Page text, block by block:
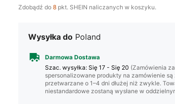
Zdobądź do 8 pkt. SHEIN naliczanych w koszyku.
Wysyłka do Poland
Darmowa Dostawa
Szac. wysyłka: Się 17 - Się 20 (Zamówienia
spersonalizowane produkty na zamówienie
przetwarzane o 1–4 dni dłużej niż zwykle.
niestandardowe zostaną wysłane w